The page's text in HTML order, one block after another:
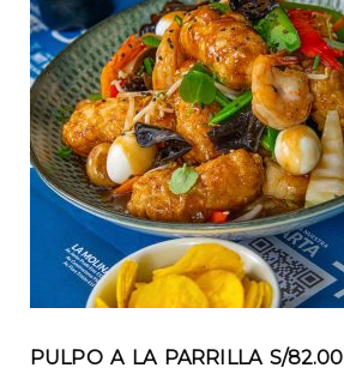
PULPO A LA PARRILLA S/82.00